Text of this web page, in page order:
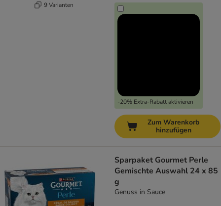
9 Varianten
-20% Extra-Rabatt aktivieren
Zum Warenkorb
hinzufügen
Sparpaket Gourmet Perle
Gemischte Auswahl 24 x 85
g
Genuss in Sauce